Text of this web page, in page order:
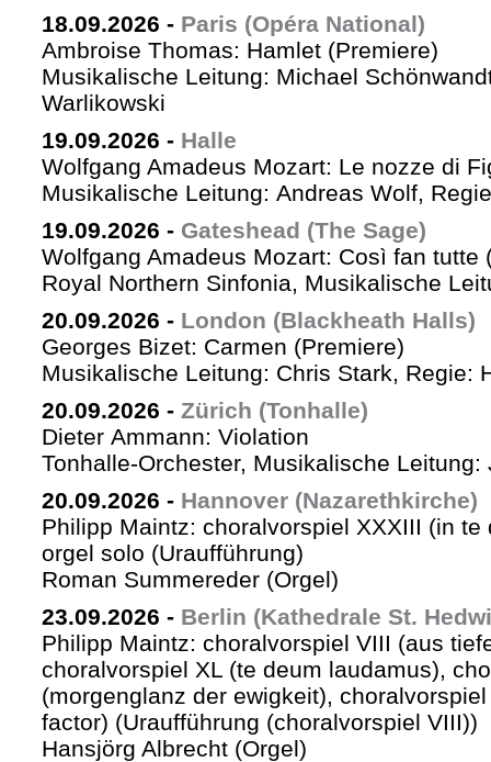
18.09.2026 - Paris (Opéra National)
Ambroise Thomas: Hamlet (Premiere)
Musikalische Leitung: Michael
Warlikowski
19.09.2026 - Halle
Wolfgang Amadeus Mozart: Le nozze di
Musikalische Leitung: Andreas Wolf,
19.09.2026 - Gateshead (The Sage)
Wolfgang Amadeus Mozart: Così fan tutte
Royal Northern Sinfonia, Musikalische
20.09.2026 - London (Blackheath Halls)
Georges Bizet: Carmen (Premiere)
Musikalische Leitung: Chris Stark, Regie:
20.09.2026 - Zürich (Tonhalle)
Dieter Ammann: Violation
Tonhalle-Orchester, Musikalische Leitung:
20.09.2026 - Hannover (Nazarethkirche)
Philipp Maintz: choralvorspiel XXXIII (in te
orgel solo (Uraufführung)
Roman Summereder (Orgel)
23.09.2026 - Berlin (Kathedrale St.
Philipp Maintz: choralvorspiel VIII (aus
choralvorspiel XL (te deum laudamus),
(morgenglanz der ewigkeit),
factor) (Uraufführung (choralvorspiel VIII))
Hansjörg Albrecht (Orgel)